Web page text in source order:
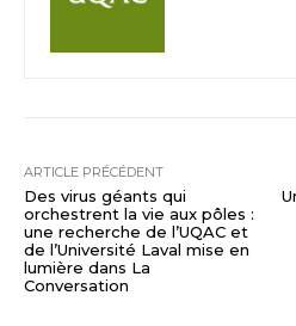
ARTICLE PRÉCÉDENT
Des virus géants qui
orchestrent la vie aux pôles :
une recherche de l’UQAC et
de l’Université Laval mise en
lumière dans La
Conversation